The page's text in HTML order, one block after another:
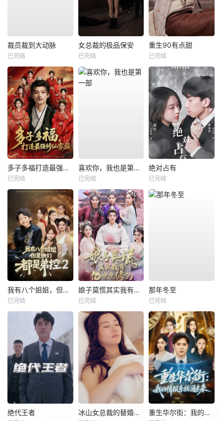
裁员裁到大动脉
已完结
女总裁的极品保安
已完结
重生90有点甜
已完结
多子多福打造最强修仙家族
已完结
喜欢你，我也是第一部
已完结
绝对占有
已完结
我有八个姐姐，但是他们都是弟控2
已完结
娘子莫慌其实我有亿点点修为
已完结
那年冬至
已完结
绝代王者 冰山女总裁的替婚兵王 重生华尔街：我的情报系统通未来